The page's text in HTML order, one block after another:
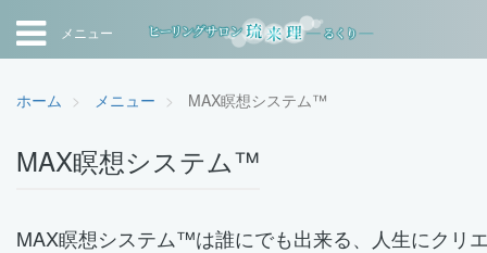
メニュー
ホーム メニュー MAX瞑想システム™
MAX瞑想システム™
MAX瞑想システム™は誰にでも出来る、人生にクリ